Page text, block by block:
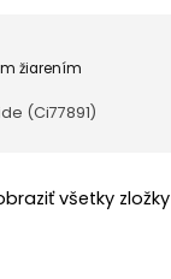
žiarením
(ci77891)
všetky zložky